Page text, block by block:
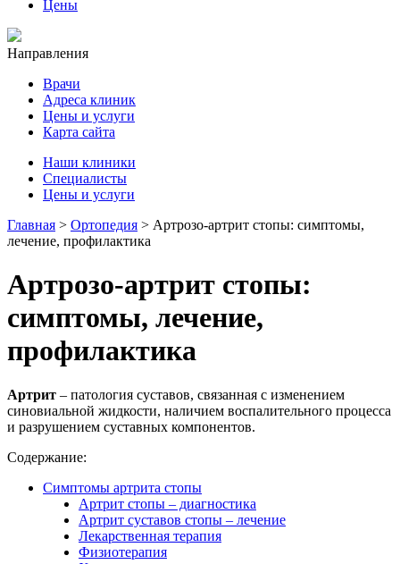
Цены
Направления
Врачи
Адреса клиник
Цены и услуги
Карта сайта
Наши клиники
Специалисты
Цены и услуги
Главная > Ортопедия > Артрозо-артрит стопы: симптомы,
лечение, профилактика
Артрозо-артрит стопы:
симптомы, лечение,
профилактика
Артрит – патология суставов, связанная с изменением
синовиальной жидкости, наличием воспалительного процесса
и разрушением суставных компонентов.
Содержание:
Симптомы артрита стопы
Артрит стопы – диагностика
Артрит суставов стопы – лечение
Лекарственная терапия
Физиотерапия